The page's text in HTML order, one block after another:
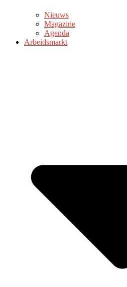
Nieuws
Magazine
Agenda
Arbeidsmarkt